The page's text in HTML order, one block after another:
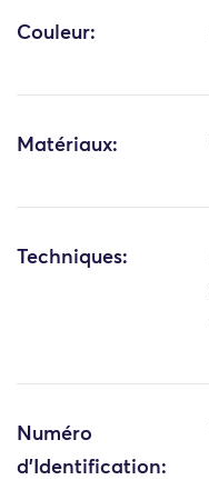
Couleur:
Matériaux:
Techniques:
Numéro
d'Identification: